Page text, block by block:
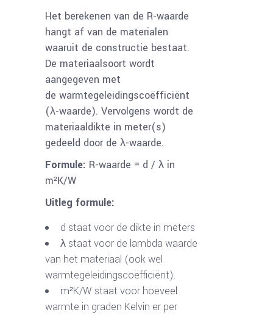
Het berekenen van de R-waarde
hangt af van de materialen
waaruit de constructie bestaat.
De materiaalsoort wordt
aangegeven met
de warmtegeleidingscoëfficiënt
(λ-waarde). Vervolgens wordt de
materiaaldikte in meter(s)
gedeeld door de λ-waarde.
Formule: R-waarde = d / λ in
m²K/W
Uitleg formule:
d staat voor de dikte in meters
λ staat voor de lambda waarde
van het materiaal (ook wel
warmtegeleidingscoëfficiënt).
m²K/W staat voor hoeveel
warmte in graden Kelvin er per